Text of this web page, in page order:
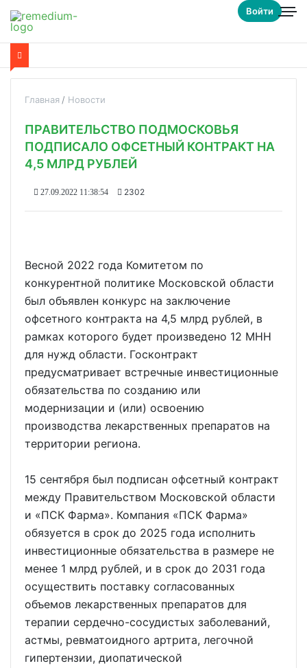
Войти
Главная Новости
ПРАВИТЕЛЬСТВО ПОДМОСКОВЬЯ
ПОДПИСАЛО ОФСЕТНЫЙ КОНТРАКТ НА
4,5 МЛРД РУБЛЕЙ
27.09.2022 11:38:54 2302
Весной 2022 года Комитетом по
конкурентной политике Московской области
был объявлен конкурс на заключение
офсетного контракта на 4,5 млрд рублей, в
рамках которого будет произведено 12 МНН
для нужд области. Госконтракт
предусматривает встречные инвестиционные
обязательства по созданию или
модернизации и (или) освоению
производства лекарственных препаратов на
территории региона.
15 сентября был подписан офсетный контракт
между Правительством Московской области
и «ПСК Фарма». Компания «ПСК Фарма»
обязуется в срок до 2025 года исполнить
инвестиционные обязательства в размере не
менее 1 млрд рублей, и в срок до 2031 года
осуществить поставку согласованных
объемов лекарственных препаратов для
терапии сердечно-сосудистых заболеваний,
астмы, ревматоидного артрита, легочной
гипертензии, диопатической